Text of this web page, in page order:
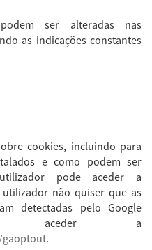
ser alteradas nas
as indicações constantes
cookies, incluindo para
e como podem ser
pode aceder a
não quiser que as
detectadas pelo Google
aceder a
.